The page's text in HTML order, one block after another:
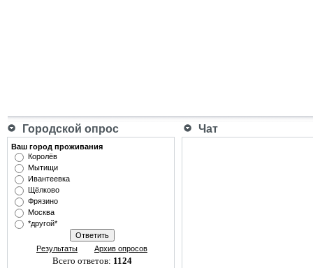
Городской опрос Чат
Ваш город проживания
Королёв
Мытищи
Ивантеевка
Щёлково
Фрязино
Москва
*другой*
Результаты Архив опросов
Всего ответов: 1124